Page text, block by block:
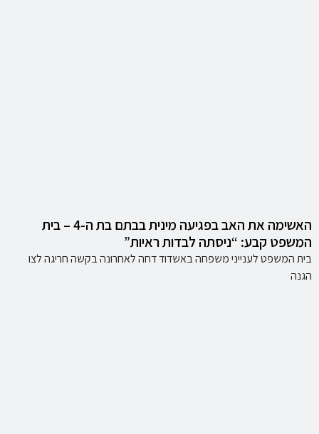
האשימה את האב בפגיעה מינית בבתם בת ה-4 – בית
המשפט קבע: “ניסתה לבדות ראיות”
בית המשפט לענייני משפחה באשדוד דחה לאחרונה בקשה חריגה לצו
הגנה